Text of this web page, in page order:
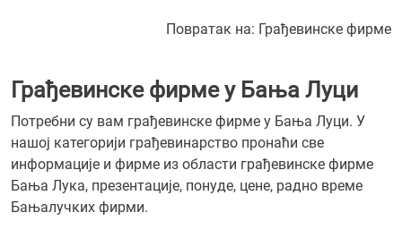
Повратак на: Грађевинске фирме
Грађевинске фирме у Бања Луци
Потребни су вам грађевинске фирме у Бања Луци. У
нашој категорији грађевинарство пронаћи све
информације и фирме из области грађевинске фирме
Бања Лука, презентације, понуде, цене, радно време
Бањалучких фирми.